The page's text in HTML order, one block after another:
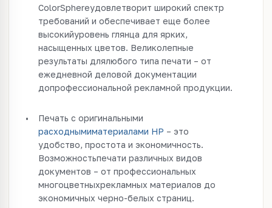
ColorSphereудовлетворит широкий спектр
требований и обеспечивает еще более
высокийуровень глянца для ярких,
насыщенных цветов. Великолепные
результаты длялюбого типа печати – от
ежедневной деловой документации
допрофессиональной рекламной продукции.
•
Печать с оригинальными
расходнымиматериалами HP – это
удобство, простота и экономичность.
Возможностьпечати различных видов
документов – от профессиональных
многоцветныхрекламных материалов до
экономичных черно-белых страниц.